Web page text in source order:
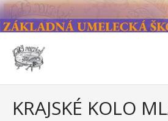
Skip
to
content
KRAJSKÉ KOLO